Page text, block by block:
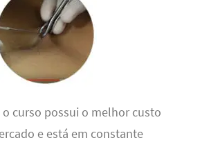
curso possui o melhor custo
e está em constante